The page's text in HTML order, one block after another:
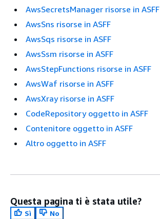
AwsSecretsManager risorse in ASFF
AwsSns risorse in ASFF
AwsSqs risorse in ASFF
AwsSsm risorse in ASFF
AwsStepFunctions risorse in ASFF
AwsWaf risorse in ASFF
AwsXray risorse in ASFF
CodeRepository oggetto in ASFF
Contenitore oggetto in ASFF
Altro oggetto in ASFF
Questa pagina ti è stata utile?
Sì
No